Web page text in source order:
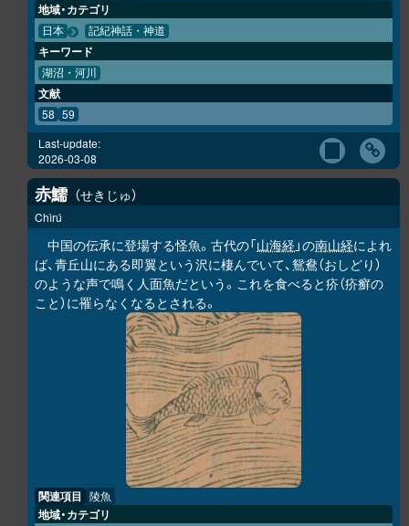
地域・カテゴリ
日本 記紀神話・神道
キーワード
湖沼・河川
文献
58 59
Last-update:
2026-03-08
赤鱬 せきじゅ
Chìrú
中国の伝承に登場する怪魚。古代の「山海経 」の南山経によれ
ば、青丘山にある即翼という沢に棲んでいて、鴛鴦（おしどり）
のような声で鳴く人面魚だという。これを食べると疥（疥癬の
こと）に罹らなくなるとされる。
関連項目 陵魚
地域・カテゴリ